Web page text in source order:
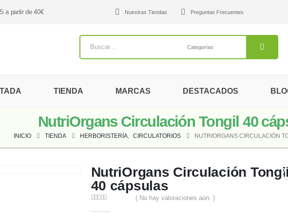
a partir de 40€ Nuestras Tiendas Preguntas Frecuentes
TIENDA MARCAS DESTACADOS
NutriOrgans Circulación Tongil 40
INICIO TIENDA HERBORISTERÍA, CIRCULATORIOS NUTRIORGANS CIRCULACIÓN
NutriOrgans Circulación
40 cápsulas
( No hay valoraciones aún. )